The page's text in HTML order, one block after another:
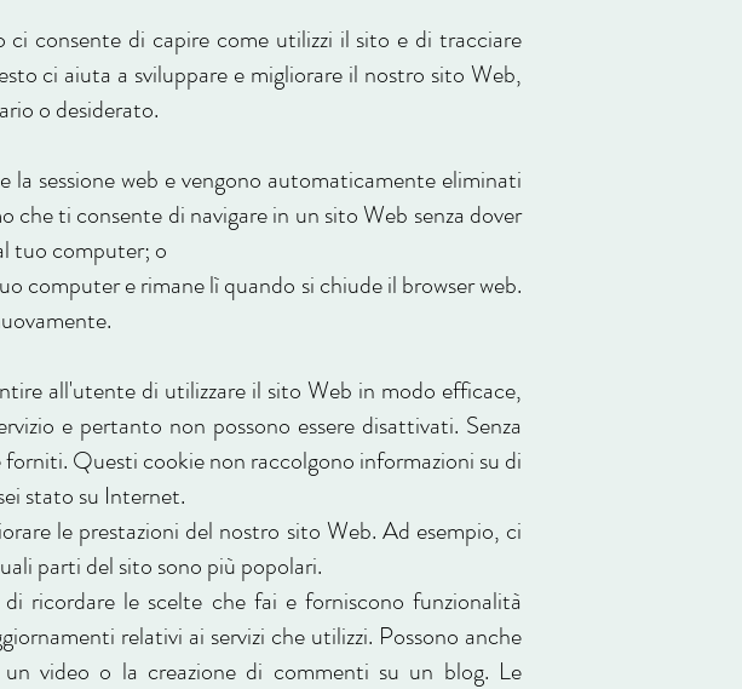
consente di capire come utilizzi il sito e di tracciare
ci aiuta a sviluppare e migliorare il nostro sito Web,
o desiderato.
sessione web e vengono automaticamente eliminati
ti consente di navigare in un sito Web senza dover
tuo computer; o
computer e rimane lì quando si chiude il browser web.
all'utente di utilizzare il sito Web in modo efficace,
e pertanto non possono essere disattivati. Senza
Questi cookie non raccolgono informazioni su di
stato su Internet.
le prestazioni del nostro sito Web. Ad esempio, ci
parti del sito sono più popolari.
ricordare le scelte che fai e forniscono funzionalità
relativi ai servizi che utilizzi. Possono anche
un video o la creazione di commenti su un blog. Le